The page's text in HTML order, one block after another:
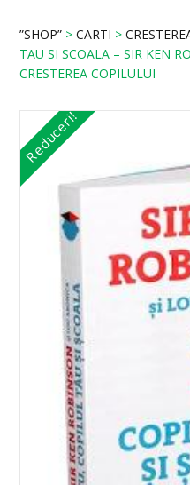
”SHOP” >CARTI >
TAU SI SCOALA – SIR KEN
CRESTEREA COPILULUI
Reduceri!